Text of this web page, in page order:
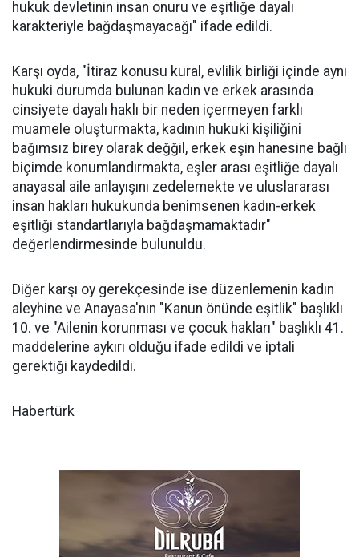
hukuk devletinin insan onuru ve eşitliğe dayalı
karakteriyle bağdaşmayacağı" ifade edildi.
Karşı oyda, "İtiraz konusu kural, evlilik birliği içinde aynı
hukuki durumda bulunan kadın ve erkek arasında
cinsiyete dayalı haklı bir neden içermeyen farklı
muamele oluşturmakta, kadının hukuki kişiliğini
bağımsız birey olarak değğil, erkek eşin hanesine bağlı
biçimde konumlandırmakta, eşler arası eşitliğe dayalı
anayasal aile anlayışını zedelemekte ve uluslararası
insan hakları hukukunda benimsenen kadın-erkek
eşitliği standartlarıyla bağdaşmamaktadır"
değerlendirmesinde bulunuldu.
Diğer karşı oy gerekçesinde ise düzenlemenin kadın
aleyhine ve Anayasa'nın "Kanun önünde eşitlik" başlıklı
10. ve "Ailenin korunması ve çocuk hakları" başlıklı 41.
maddelerine aykırı olduğu ifade edildi ve iptali
gerektiği kaydedildi.
Habertürk